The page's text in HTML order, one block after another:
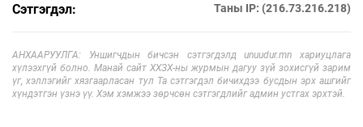
Сэтгэгдэл: Таны IP: (216.73.216.218)
АНХААРУУЛГА: Уншигчдын бичсэн сэтгэгдэлд unuudur.mn хариуцлага
хүлээхгүй болно. Манай сайт ХХЗХ-ны журмын дагуу зүй зохисгүй зарим
үг, хэллэгийг хязгаарласан тул Та сэтгэгдэл бичихдээ бусдын эрх ашгийг
хүндэтгэн үзнэ үү. Хэм хэмжээ зөрчсөн сэтгэгдлийг админ устгах эрхтэй.